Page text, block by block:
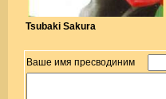
Tsubaki Sakura
Ваше имя пресводиним